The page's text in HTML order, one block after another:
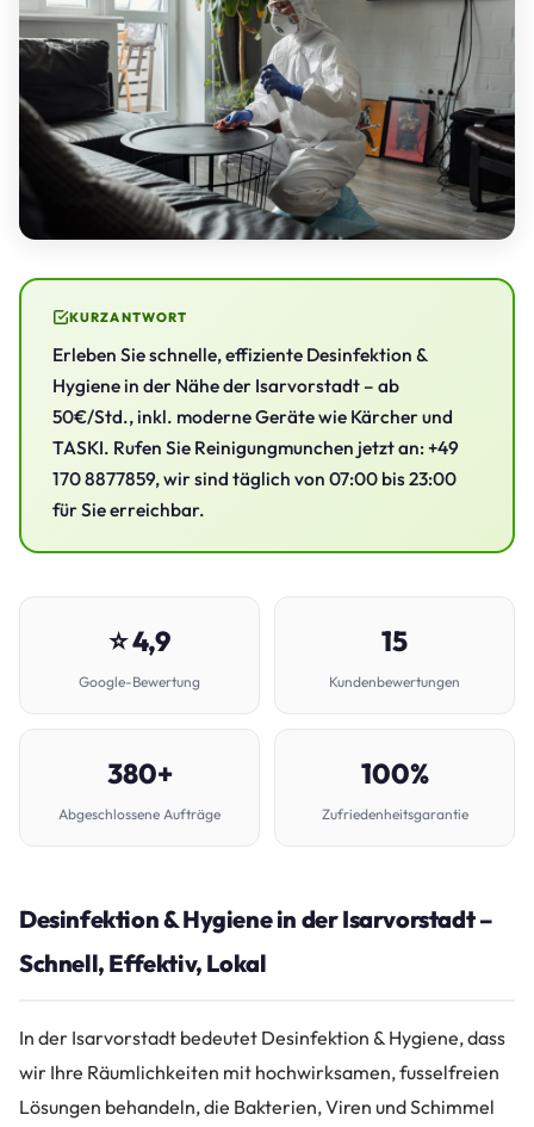
KURZANTWORT
Erleben Sie schnelle, effiziente Desinfektion &
Hygiene in der Nähe der Isarvorstadt – ab
50€/Std., inkl. moderne Geräte wie Kärcher und
TASKI. Rufen Sie Reinigungmunchen jetzt an: +49
170 8877859, wir sind täglich von 07:00 bis 23:00
für Sie erreichbar.
⭐ 4,9
Google-Bewertung
15
Kundenbewertungen
380+
Abgeschlossene Aufträge
100%
Zufriedenheitsgarantie
Desinfektion & Hygiene in der Isarvorstadt –
Schnell, Effektiv, Lokal
In der Isarvorstadt bedeutet Desinfektion & Hygiene, dass
wir Ihre Räumlichkeiten mit hochwirksamen, fusselfreien
Lösungen behandeln, die Bakterien, Viren und Schimmel